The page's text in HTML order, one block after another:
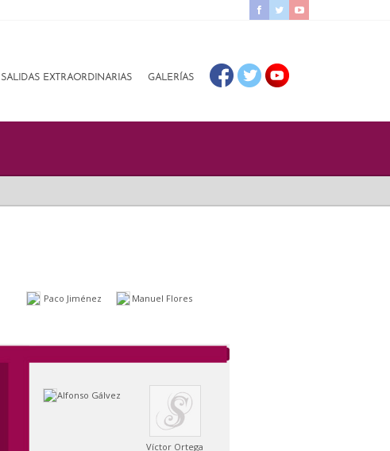
SALIDAS EXTRAORDINARIAS GALERÍAS
Paco Jiménez Manuel Flores
Alfonso Gálvez
Víctor Ortega